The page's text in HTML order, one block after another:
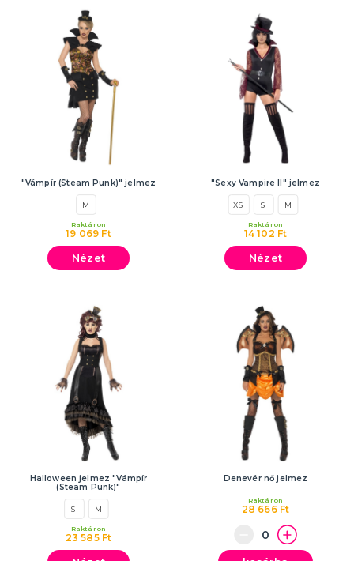
"Vámpír (Steam Punk)" jelmez
M
19 069 Ft
Raktáron
Nézet
"Sexy Vampire II" jelmez
XS S M
14 102 Ft
Raktáron
Nézet
Halloween jelmez "Vámpír
(Steam Punk)"
S M
23 585 Ft
Raktáron
Denevér nő jelmez
28 666 Ft
Raktáron